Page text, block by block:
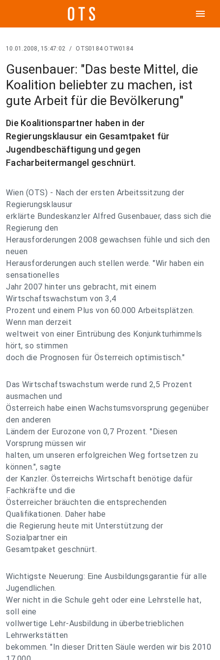
menu
10.01.2008, 15:47:02 / OTS0184 OTW0184
Gusenbauer: "Das beste Mittel, die
Koalition beliebter zu machen, ist
gute Arbeit für die Bevölkerung"
Die Koalitionspartner haben in der
Regierungsklausur ein Gesamtpaket für
Jugendbeschäftigung und gegen
Facharbeitermangel geschnürt.
Wien (OTS) - Nach der ersten Arbeitssitzung der
Regierungsklausur
erklärte Bundeskanzler Alfred Gusenbauer, dass sich die
Regierung den
Herausforderungen 2008 gewachsen fühle und sich den
neuen
Herausforderungen auch stellen werde. "Wir haben ein
sensationelles
Jahr 2007 hinter uns gebracht, mit einem
Wirtschaftswachstum von 3,4
Prozent und einem Plus von 60.000 Arbeitsplätzen.
Wenn man derzeit
weltweit von einer Eintrübung des Konjunkturhimmels
hört, so stimmen
doch die Prognosen für Österreich optimistisch."
Das Wirtschaftswachstum werde rund 2,5 Prozent
ausmachen und
Österreich habe einen Wachstumsvorsprung gegenüber
den anderen
Ländern der Eurozone von 0,7 Prozent. "Diesen
Vorsprung müssen wir
halten, um unseren erfolgreichen Weg fortsetzen zu
können.", sagte
der Kanzler. Österreichs Wirtschaft benötige dafür
Fachkräfte und die
Österreicher bräuchten die entsprechenden
Qualifikationen. Daher habe
die Regierung heute mit Unterstützung der
Sozialpartner ein
Gesamtpaket geschnürt.
Wichtigste Neuerung: Eine Ausbildungsgarantie für alle
Jugendlichen.
Wer nicht in die Schule geht oder eine Lehrstelle hat,
soll eine
vollwertige Lehr-Ausbildung in überbetrieblichen
Lehrwerkstätten
bekommen. "In dieser Dritten Säule werden wir bis 2010